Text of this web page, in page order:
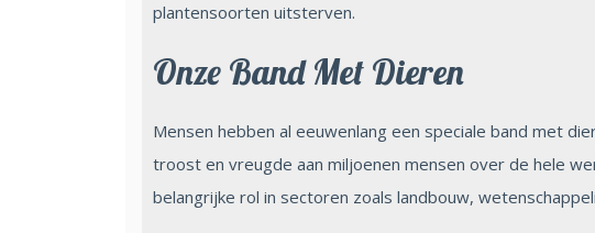
plantensoorten uitsterven.
Onze Band Met Dieren
Mensen hebben al eeuwenlang een speciale band met
troost en vreugde aan miljoenen mensen over de hele
belangrijke rol in sectoren zoals landbouw,